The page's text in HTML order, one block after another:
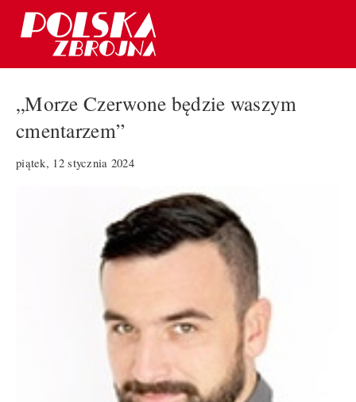
„Morze Czerwone będzie waszym
cmentarzem”
piątek, 12 stycznia 2024